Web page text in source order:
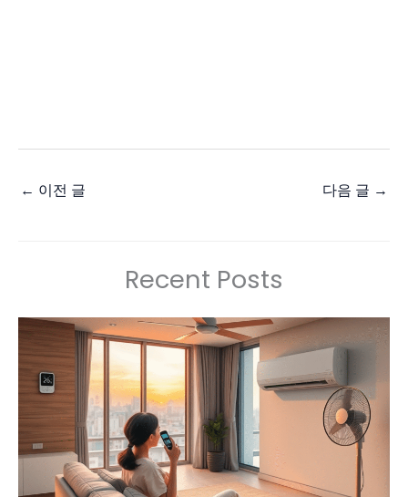
← 이전 글 다음 글 →
Recent Posts